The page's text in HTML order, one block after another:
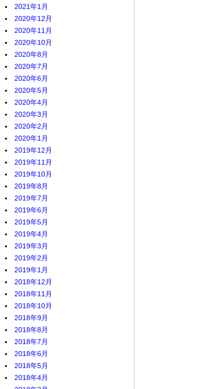
2021年1月
2020年12月
2020年11月
2020年10月
2020年8月
2020年7月
2020年6月
2020年5月
2020年4月
2020年3月
2020年2月
2020年1月
2019年12月
2019年11月
2019年10月
2019年8月
2019年7月
2019年6月
2019年5月
2019年4月
2019年3月
2019年2月
2019年1月
2018年12月
2018年11月
2018年10月
2018年9月
2018年8月
2018年7月
2018年6月
2018年5月
2018年4月